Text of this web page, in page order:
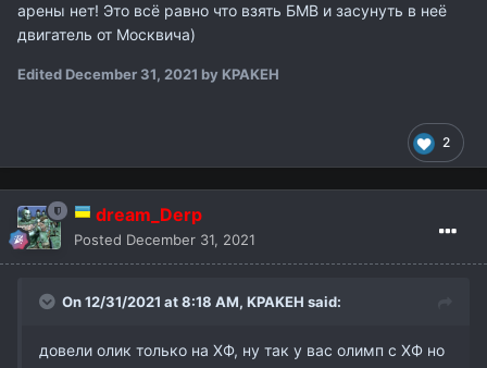
арены нет! Это всё равно что взять БМВ и засунуть в неё
двигатель от Москвича)
Edited December 31, 2021 by KPAKEH
2
dream_Derp
Posted December 31, 2021
On 12/31/2021 at 8:18 AM, KPAKEH said:
довели олик только на ХФ, ну так у вас олимп с ХФ но